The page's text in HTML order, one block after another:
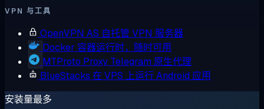
VPN 与工具
OpenVPN AS 自托管 VPN 服务器
Docker 容器运行时，随时可用
MTProto Proxy Telegram 原生代理
BlueStacks 在 VPS 上运行 Android 应用
安装量最多